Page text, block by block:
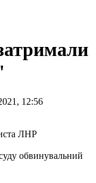
12:56
обвинувальний